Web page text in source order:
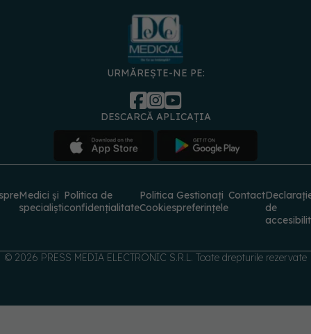
URMĂREȘTE-NE PE:
DESCARCĂ APLICAȚIA
Medici și
specialiști
Politica de
confidențialitate
Politica
Cookies
Gestionați
preferințele
Contact
de
© 2026 PRESS MEDIA ELECTRONIC S.R.L. Toate drepturile rezervate